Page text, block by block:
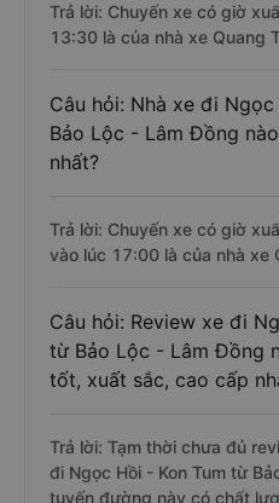
Trả lời: Chuyến xe có giờ
13:30 là của nhà xe Quang
Câu hỏi: Nhà xe đi
Bảo Lộc - Lâm Đồng
nhất?
Trả lời: Chuyến xe có giờ
vào lúc 17:00 là của nhà xe
Câu hỏi: Review xe đi
từ Bảo Lộc - Lâm Đồng
tốt, xuất sắc, cao cấp
Trả lời: Tạm thời chưa đủ
đi Ngọc Hồi - Kon Tum từ
tuyến đường này có chất